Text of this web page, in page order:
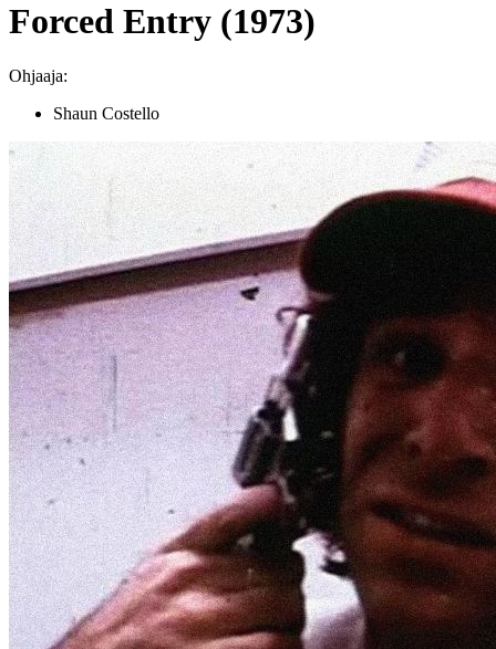
Forced Entry (1973)
Ohjaaja:
Shaun Costello